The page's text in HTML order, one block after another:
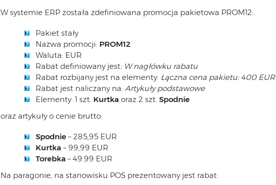
W systemie ERP została zdefiniowana promocja pakietowa PROM12:
Pakiet stały
Nazwa promocji: PROM12
Waluta: EUR
Rabat definiowany jest: W nagłówku rabatu
Rabat rozbijany jest na elementy: Łączna cena pakietu: 400 EUR
Rabat jest naliczany na: Artykuły podstawowe
Elementy: 1 szt. Kurtka oraz 2 szt.Spodnie
oraz artykuły o cenie brutto:
Spodnie – 285,95 EUR
Kurtka – 99,99 EUR
Torebka – 49.99 EUR
Na paragonie, na stanowisku POS prezentowany jest rabat: